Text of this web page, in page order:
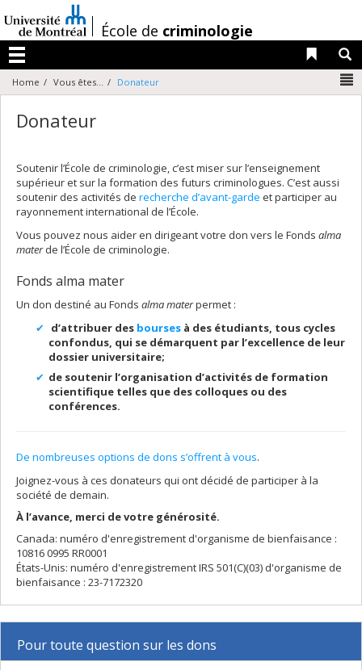
au
contenu
/École de criminologie
Menu
Liens
Home Vous êtes... Donateur
Donateur
Soutenir l’École de criminologie, c’est miser sur l’enseignement
supérieur et sur la formation des futurs criminologues. C’est aussi
soutenir des activités de recherche d’avant-garde et participer au
rayonnement international de l’École.
Vous pouvez nous aider en dirigeant votre don vers le Fonds alma
materde l’École de criminologie.
Fonds alma mater
Un don destiné au Fonds alma materpermet :
d’attribuer des bourses à des étudiants, tous cycles
confondus, qui se démarquent par l’excellence de leur
dossier universitaire;
de soutenir l’organisation d’activités de formation
scientifique telles que des colloques ou des
conférences.
De nombreuses options de dons s’offrent à vous.
Joignez-vous à ces donateurs qui ont décidé de participer à la
société de demain.
À l’avance, merci de votre générosité.
Canada: numéro d'enregistrement d'organisme de bienfaisance :
10816 0995 RR0001
États-Unis: numéro d'enregistrement IRS 501(C)(03) d'organisme de
bienfaisance : 23-7172320
Pour toute question sur les dons